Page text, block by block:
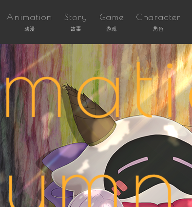
Animation
动漫
Story
故事
Game
游戏
Character
角色